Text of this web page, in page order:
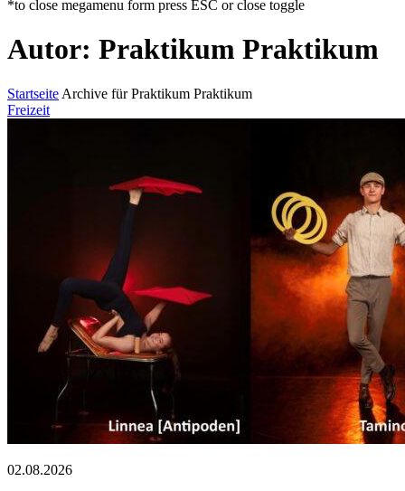
*to close megamenu form press ESC or close toggle
Autor: Praktikum Praktikum
Startseite Archive für Praktikum Praktikum
Freizeit
02.08.2026